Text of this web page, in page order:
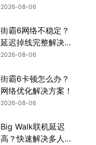
解决方案！
2026-08-06
街霸6网络不稳定？
延迟掉线完整解决指
南！
2026-08-06
街霸6卡顿怎么办？
网络优化解决方案！
2026-08-06
Big Walk联机延迟
高？快速解决多人联